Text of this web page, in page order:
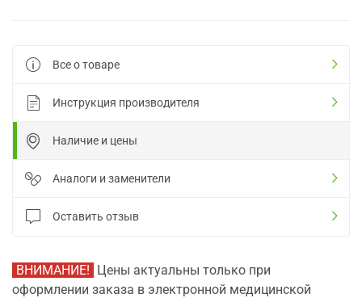
Все о товаре
Инструкция производителя
Наличие и цены
Аналоги и заменители
Оставить отзыв
ВНИМАНИЕ! Цены актуальны только при
оформлении заказа в электронной медицинской